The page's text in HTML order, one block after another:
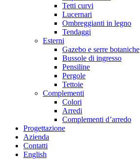
Tetti curvi
Lucernari
Ombreggianti in legno
Tendaggi
Esterni
Gazebo e serre botaniche
Bussole di ingresso
Pensiline
Pergole
Tettoie
Complementi
Colori
Arredi
Complementi d’arredo
Progettazione
Azienda
Contatti
English